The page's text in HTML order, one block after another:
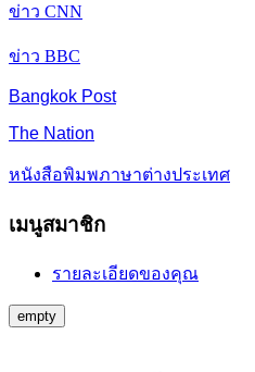
ข่าว CNN
ข่าว BBC
Bangkok Post
The Nation
หนังสือพิมพภาษาต่างประเทศ
เมนูสมาชิก
รายละเอียดของคุณ
empty